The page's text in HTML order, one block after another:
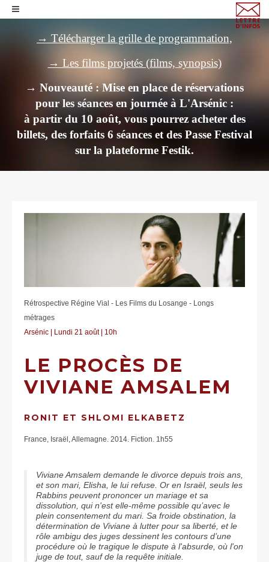
→ Télécharger la grille de programmation,
→ Les films projetés (films, synopsis)
→ Nouveauté : Mise en place de réservations
pour les séances en journée à L'Arsénic :
à partir du 10 août, vous pourrez acheter des
billets, des forfaits 6 séances et des Passe Festival
sur la plateforme Festik.
Rétrospective Régine Vial - Les Films du Losange - Longs
métrages
Arsénic | Lundi 21 août | 10h
LE PROCÈS DE
VIVIANE AMSALEM
RONIT ET SHLOMI ELKABETZ
France, Israël, Allemagne. 2014. Fiction. 1h55
Viviane Amsalem demande le divorce depuis trois ans,
et son mari, Elisha, le lui refuse. Or en Israël, seuls les
Rabbins peuvent prononcer un mariage et sa
dissolution, qui n'est elle-même possible qu’avec le
plein consentement du mari. Sa froide obstination, la
détermination de Viviane à lutter pour sa liberté, et le
rôle ambigu des juges dessinent les contours d’une
procédure où le tragique le dispute à l'absurde, où l'on
juge de tout, sauf de la requête initiale.